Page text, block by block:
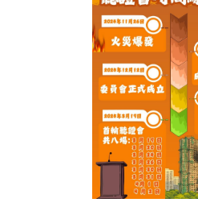
曾子晴 - 晴深直說
龔靜儀大律師專欄
陳貴春大律師專欄
陳子遷律師專欄
羅浚軒專欄
溫志倫專欄
醫院口岸爆炸案
馮煒光專欄
反華推手懶人包
反華推手起底
美西霸凌內幕